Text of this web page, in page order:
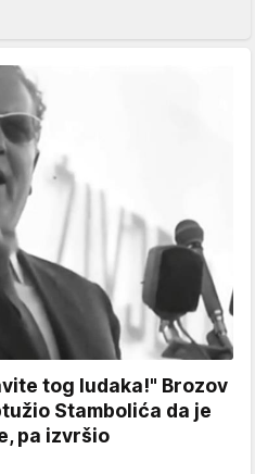
tog ludaka!" Brozov
Stambolića da je
pa izvršio